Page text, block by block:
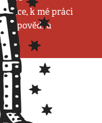
ruce, k mé práci
odpovědi a